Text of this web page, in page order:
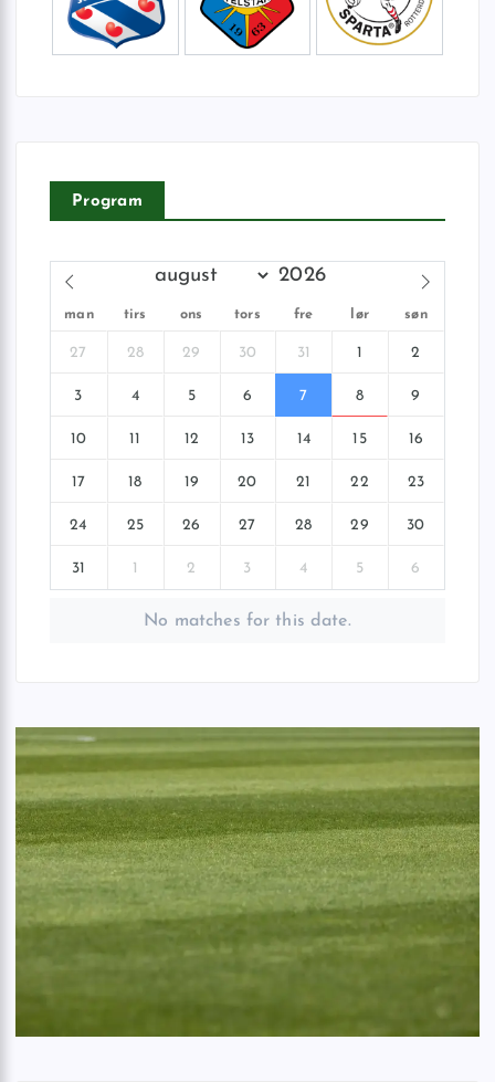
Program
man tirs ons tors fre lør søn
27 28 29 30 31 1 2
3 4 5 6 7 8 9
10 11 12 13 14 15 16
17 18 19 20 21 22 23
24 25 26 27 28 29 30
31 1 2 3 4 5 6
No matches for this date.